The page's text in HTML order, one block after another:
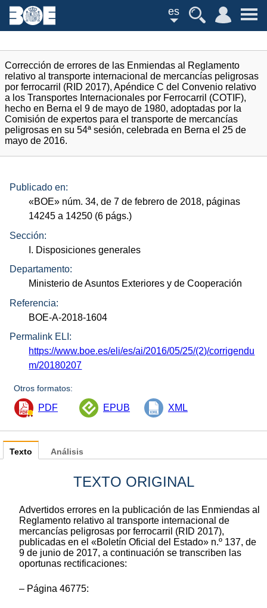
es
Corrección de errores de las Enmiendas al Reglamento
relativo al transporte internacional de mercancías peligrosas
por ferrocarril (RID 2017), Apéndice C del Convenio relativo
a los Transportes Internacionales por Ferrocarril (COTIF),
hecho en Berna el 9 de mayo de 1980, adoptadas por la
Comisión de expertos para el transporte de mercancías
peligrosas en su 54ª sesión, celebrada en Berna el 25 de
mayo de 2016.
Publicado en:
«BOE» núm. 34, de 7 de febrero de 2018, páginas
14245 a 14250 (6 págs.)
Sección:
I. Disposiciones generales
Departamento:
Ministerio de Asuntos Exteriores y de Cooperación
Referencia:
BOE-A-2018-1604
Permalink ELI:
https://www.boe.es/eli/es/ai/2016/05/25/(2)/corrigendu
m/20180207
Otros formatos:
PDF EPUB XML
Texto
TEXTO ORIGINAL
Advertidos errores en la publicación de las Enmiendas al
Reglamento relativo al transporte internacional de
mercancías peligrosas por ferrocarril (RID 2017),
publicadas en el «Boletín Oficial del Estado» n.º 137, de
9 de junio de 2017, a continuación se transcriben las
oportunas rectificaciones:
– Página 46775:
Análisis